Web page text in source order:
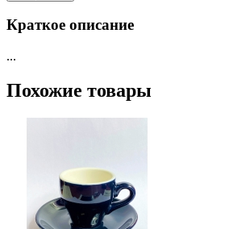
Краткое описание
...
Похожие товары